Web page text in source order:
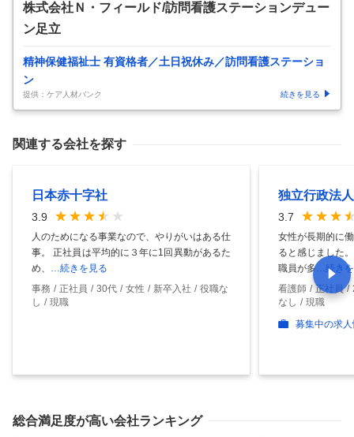
株式会社Ｎ・フィールド/訪問看護ステーションデュー
ン足立
精神保健福祉士 有資格者／土日祝休み／訪問看護ステーショ
ン
提供：ケア人材バンク 続きを見る
関連する会社を探す
日本赤十字社
3.9
人のためになる事業なので、やりがいはある仕
事。 正社員は平均的に３年に1回異動があるた
め、
…続きを見る
事務
正社員 30代 女性 新卒入社
役職な
し
現職
独立行政法
3.7
女性が長期的に
ると感じました
職員が多…続き
看護師
正社員
なし
現職
募集中の求
総合満足度が高い会社ランキング